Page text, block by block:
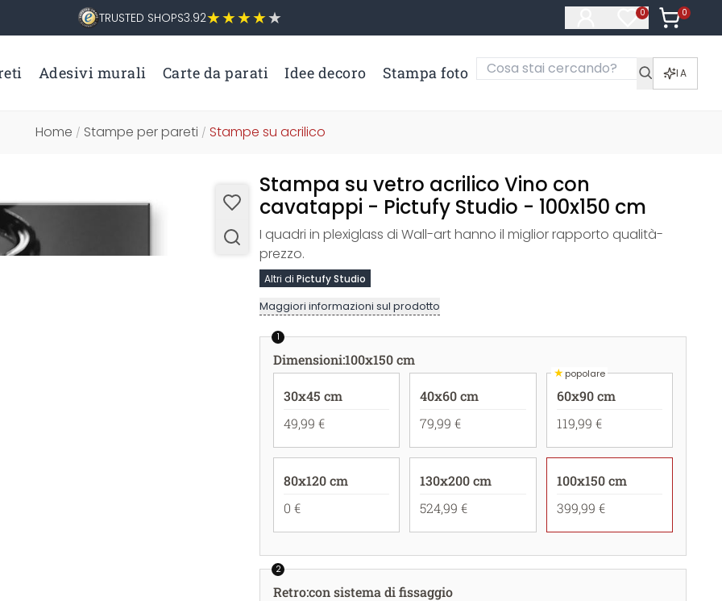
TRUSTED SHOPS3.92 0
Articoli nella
0
Articoli
Adesivi murali Carte da parati Idee decoro Stampa foto IA
Home / Stampe per pareti / Stampe su acrilico
Stampa su vetro acrilico Vino con
cavatappi - Pictufy Studio - 100x150 cm
I quadri in plexiglass di Wall-art hanno il miglior rapporto qualità-
prezzo.
Altri di Pictufy Studio
Maggiori informazioni sul prodotto
1
Dimensioni:100x150 cm
30x45 cm
49,99 €
40x60 cm
79,99 €
★popolare
60x90 cm
119,99 €
80x120 cm
0 €
130x200 cm
524,99 €
100x150 cm
399,99 €
2
Retro:con sistema di fissaggio